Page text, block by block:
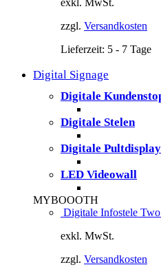
exkl. MwSt.
zzgl. Versandkosten
Lieferzeit: 5 - 7 Tage
Digital Signage
Digitale
Digitale Stelen
Digitale
LED Videowall
MYBOOOTH
Digitale Infostele
exkl. MwSt.
zzgl. Versandkosten